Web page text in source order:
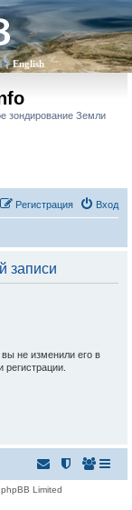
English
зондирование Земли
Вход
Регистрация
записи
не изменили его в
Limited